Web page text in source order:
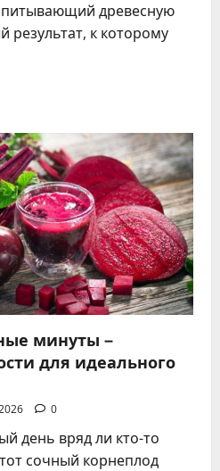
древесную
результат, к которому
минуты –
для идеального
0
день вряд ли кто-то
сочный корнеплод